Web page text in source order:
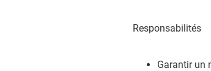
Responsabilités
Garantir un